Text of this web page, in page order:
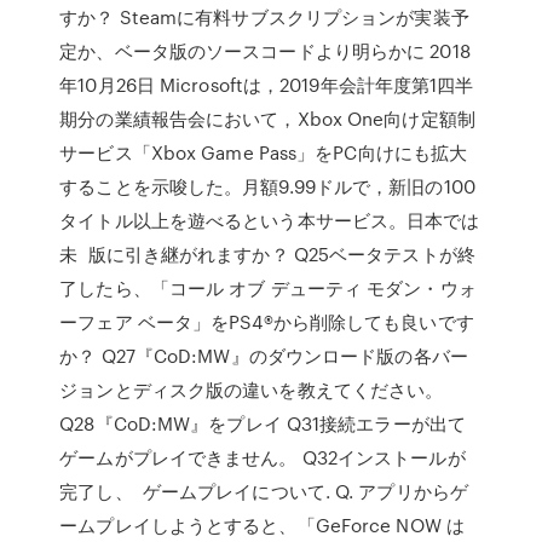
すか？ Steamに有料サブスクリプションが実装予
定か、ベータ版のソースコードより明らかに 2018
年10月26日 Microsoftは，2019年会計年度第1四半
期分の業績報告会において，Xbox One向け定額制
サービス「Xbox Game Pass」をPC向けにも拡大
することを示唆した。月額9.99ドルで，新旧の100
タイトル以上を遊べるという本サービス。日本では
未 版に引き継がれますか？ Q25ベータテストが終
了したら、「コール オブ デューティ モダン・ウォ
ーフェア ベータ」をPS4®から削除しても良いです
か？ Q27『CoD:MW』のダウンロード版の各バー
ジョンとディスク版の違いを教えてください。
Q28『CoD:MW』をプレイ Q31接続エラーが出て
ゲームがプレイできません。 Q32インストールが
完了し、 ゲームプレイについて. Q. アプリからゲ
ームプレイしようとすると、「GeForce NOW は